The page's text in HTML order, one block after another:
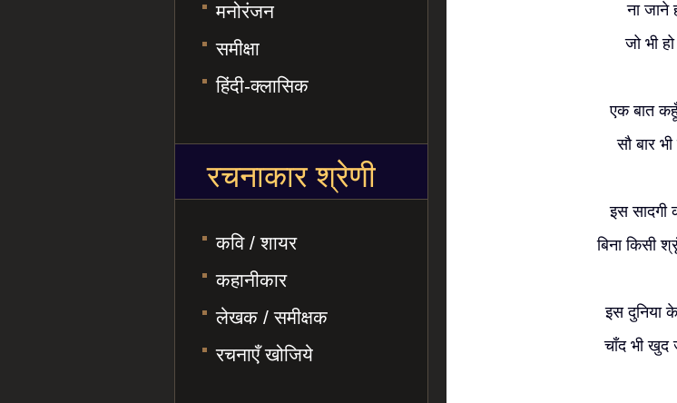
ना जाने
जो भी
एक बात कहूँ
सौ बार
इस सादगी
बिना किसी
इस दुनिया
चाँद भी खुद
मनोरंजन
समीक्षा
हिंदी-क्लासिक
रचनाकार श्रेणी
कवि / शायर
कहानीकार
लेखक / समीक्षक
रचनाएँ खोजिये